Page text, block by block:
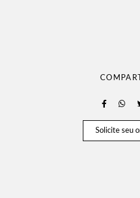
Solicite seu